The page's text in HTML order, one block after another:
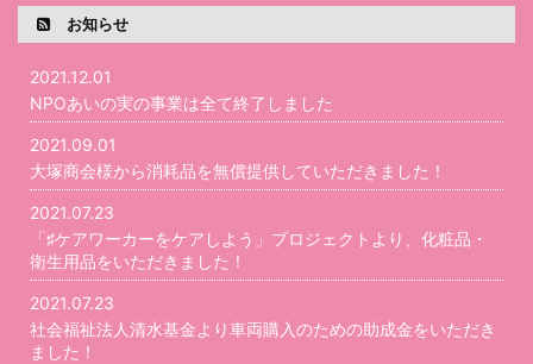
お知らせ
2021.12.01
NPOあいの実の事業は全て終了しました
2021.09.01
大塚商会様から消耗品を無償提供していただきました！
2021.07.23
「♯ケアワーカーをケアしよう」プロジェクトより、化粧品・
衛生用品をいただきました！
2021.07.23
社会福祉法人清水基金より車両購入のための助成金をいただき
ました！